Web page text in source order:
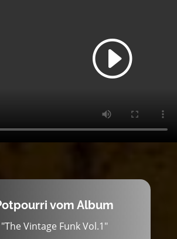
vom Album
"The Vintage Funk Vol.1"